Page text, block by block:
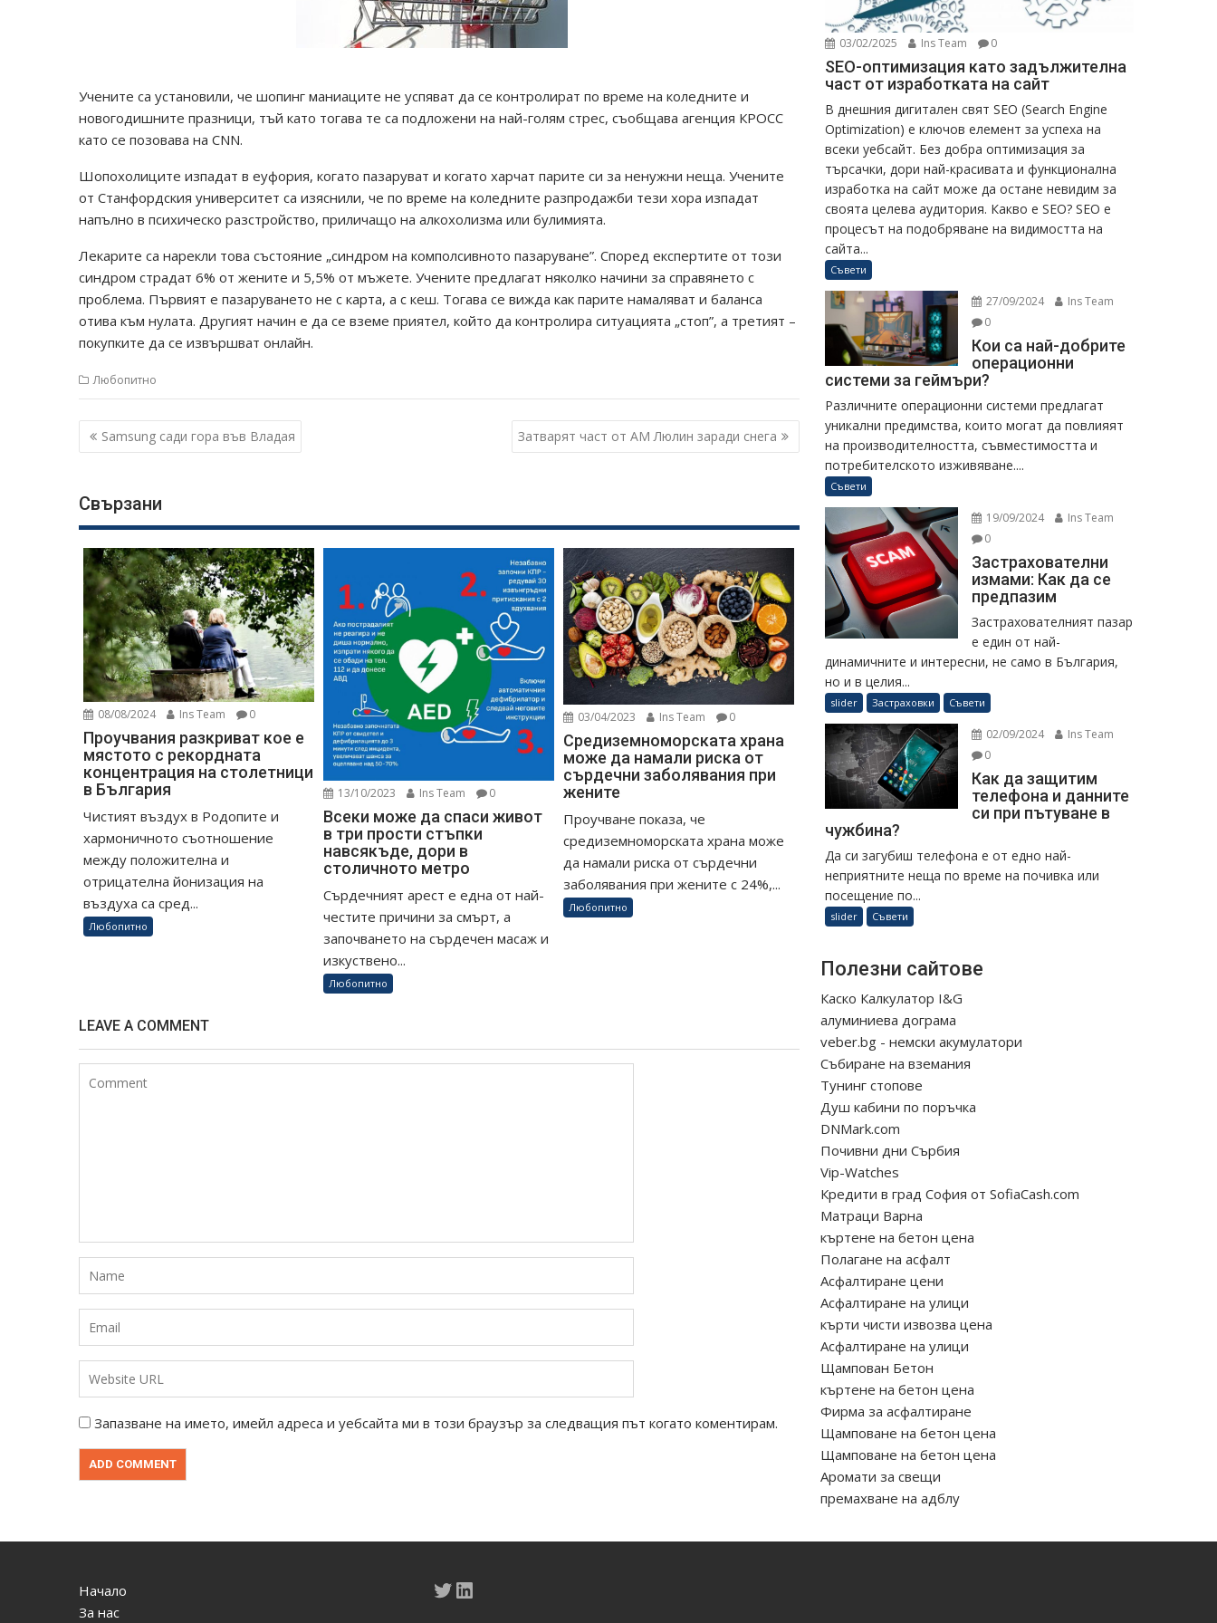
Учените са установили, че шопинг маниаците не успяват да се контролират по време на коледните и
новогодишните празници, тъй като тогава те са подложени на най-голям стрес, съобщава агенция КРОСС
като се позовава на CNN.
Шопохолиците изпадат в еуфория, когато пазаруват и когато харчат парите си за ненужни неща. Учените
от Станфордския университет са изяснили, че по време на коледните разпродажби тези хора изпадат
напълно в психическо разстройство, приличащо на алкохолизма или булимията.
Лекарите са нарекли това състояние „синдром на комполсивното пазаруване”. Според експертите от този
синдром страдат 6% от жените и 5,5% от мъжете. Учените предлагат няколко начини за справянето с
проблема. Първият е пазаруването не с карта, а с кеш. Тогава се вижда как парите намаляват и баланса
отива към нулата. Другият начин е да се вземе приятел, който да контролира ситуацията „стоп”, а третият –
покупките да се извършват онлайн.
Любопитно
Навигация
Samsung сади гора във Владая Затварят част от АМ Люлин заради снега
Свързани
08/08/2024 Ins Team 0
Проучвания разкриват кое е
мястото с рекордната
концентрация на столетници
в България
Чистият въздух в Родопите и
хармоничното съотношение
между положителна и
отрицателна йонизация на
въздуха са сред...
Любопитно
13/10/2023 Ins Team 0
Всеки може да спаси живот
в три прости стъпки
навсякъде, дори в
столичното метро
Сърдечният арест е една от най-
честите причини за смърт, а
започването на сърдечен масаж и
изкуствено...
Любопитно
03/04/2023 Ins Team 0
Средиземноморската храна
може да намали риска от
сърдечни заболявания при
жените
Проучване показа, че
средиземноморската храна може
да намали риска от сърдечни
заболявания при жените с 24%,...
Любопитно
LEAVE A COMMENT
Запазване на името, имейл адреса и уебсайта ми в този браузър за следващия път когато коментирам.
03/02/2025 Ins Team 0
SEO-оптимизация като задължителна
част от изработката на сайт
В днешния дигитален свят SEO (Search Engine
Optimization) е ключов елемент за успеха на
всеки уебсайт. Без добра оптимизация за
търсачки, дори най-красивата и функционална
изработка на сайт може да остане невидим за
своята целева аудитория. Какво е SEO? SEO е
процесът на подобряване на видимостта на
сайта...
Съвети
27/09/2024
Ins Team
0
Кои са най-добрите
операционни
системи за геймъри?
Различните операционни системи предлагат
уникални предимства, които могат да повлияят
на производителността, съвместимостта и
потребителското изживяване....
Съвети
19/09/2024
Ins Team
0
Застрахователни
измами: Как да се
предпазим
Застрахователният пазар
е един от най-
динамичните и интересни, не само в България,
но и в целия...
slider Застраховки Съвети
02/09/2024
Ins Team
0
Как да защитим
телефона и данните
си при пътуване в
чужбина?
Да си загубиш телефона е от едно най-
неприятните неща по време на почивка или
посещение по...
slider Съвети
Полезни сайтове
Каско Калкулатор I&G
алуминиева дограма
veber.bg - немски акумулатори
Събиране на вземания
Тунинг стопове
Душ кабини по поръчка
DNMark.com
Почивни дни Сърбия
Vip-Watches
Кредити в град София от SofiaCash.com
Матраци Варна
къртене на бетон цена
Полагане на асфалт
Асфалтиране цени
Асфалтиране на улици
кърти чисти извозва цена
Асфалтиране на улици
Щампован Бетон
къртене на бетон цена
Фирма за асфалтиране
Щамповане на бетон цена
Щамповане на бетон цена
Аромати за свещи
премахване на адблу
Начало
За нас
Twitter
LinkedIn